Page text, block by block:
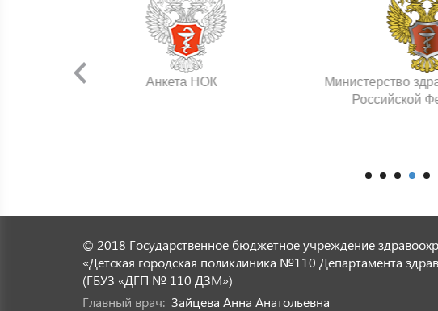
Анкета НОК
Министерство
Российской
© 2018 Государственное бюджетное учреждение
«Детская городская поликлиника №110 Департамента
(ГБУЗ «ДГП № 110 ДЗМ»)
Главный врач: Зайцева Анна Анатольевна